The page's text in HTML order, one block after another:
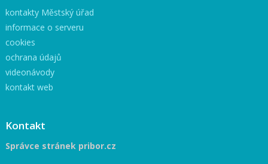
kontakty Městský úřad
informace o serveru
cookies
ochrana údajů
videonávody
kontakt web
Kontakt
Správce stránek pribor.cz